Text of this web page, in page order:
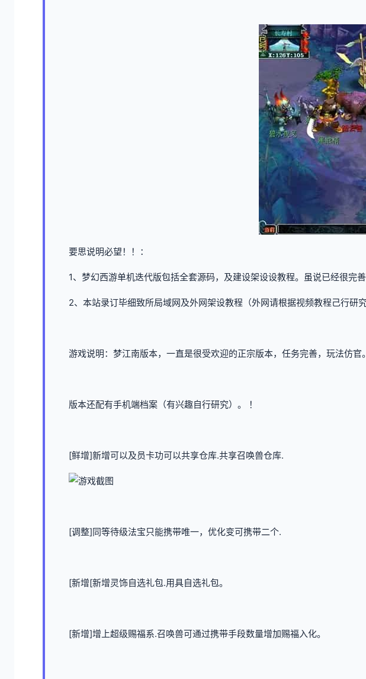
要思说明必望！！：
1、 梦幻西游单机迭代版包括全套源码，及建设架设设教程。虽说已经很完
2、本站录订毕细致所局域网及外网架设教程（外网请根据视频教程己行研
游戏说明：梦江南版本，一直是很受欢迎的正宗版本，任务完善，玩法仿
版本还配有手机端档案（有兴趣自行研究）。 ！
[鲜增]新增可以及员卡功可以共享仓库.共享召唤兽仓库.
[调整]同等待级法宝只能携带唯一，优化变可携带二个.
[新增[新增灵饰自选礼包.用具自选礼包。
[新增]增上超级赐福系.召唤兽可通过携带手段数量增加赐福入化。